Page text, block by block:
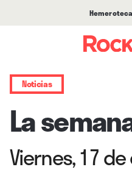
Hemeroteca
Noticias
La
Viernes, 17